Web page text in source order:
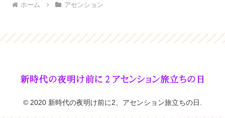
ホーム アセンション
© 2020 新時代の夜明け前に2、アセンション旅立ちの日.